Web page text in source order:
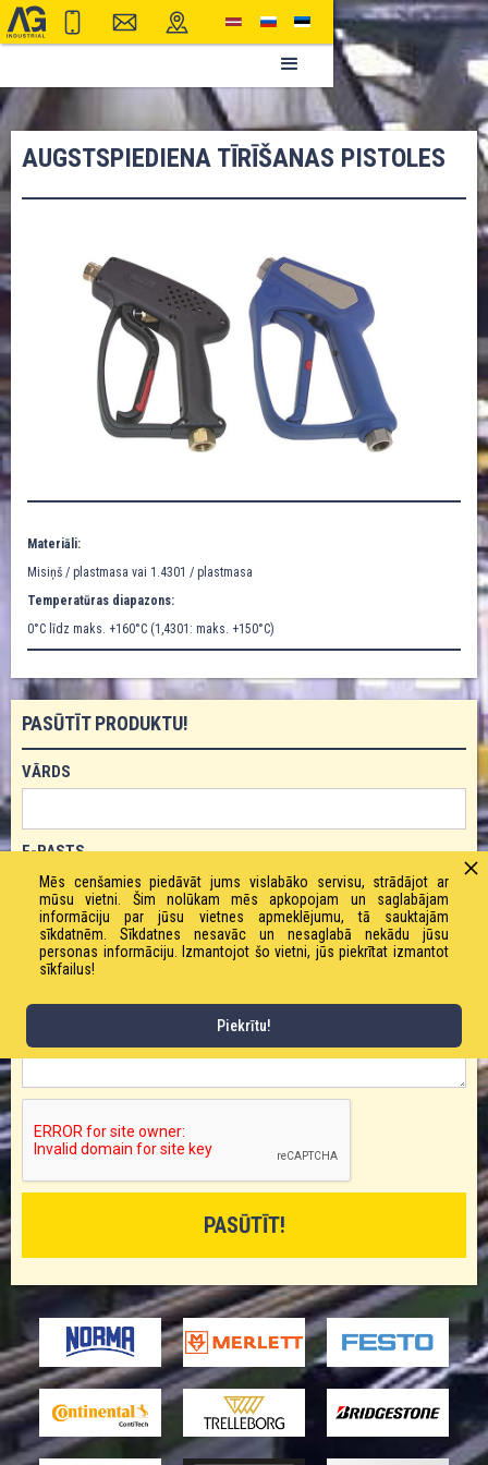
AUGSTSPIEDIENA TĪRĪŠANAS PISTOLES
Materiāli:
Misiņš / plastmasa vai 1.4301 / plastmasa
Temperatūras diapazons:
0°C līdz maks. +160°C (1,4301: maks. +150°C)
PASŪTĪT PRODUKTU!
VĀRDS
E-PASTS
TĀLRUNIS
PASŪTĪJUMA APRAKSTS
Mēs cenšamies piedāvāt jums vislabāko servisu, strādājot ar
mūsu vietni. Šim nolūkam mēs apkopojam un saglabājam
informāciju par jūsu vietnes apmeklējumu, tā sauktajām
sīkdatnēm. Sīkdatnes nesavāc un nesaglabā nekādu jūsu
personas informāciju. Izmantojot šo vietni, jūs piekrītat izmantot
sīkfailus!
Piekrītu!